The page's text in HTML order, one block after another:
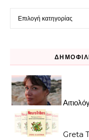
Greta